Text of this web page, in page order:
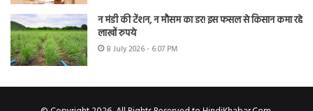
न मंडी की टेंशन, न मौसम का डर! इस फसल से किसान कमा रहे
लाखों रुपये
8 July 2026 - 6:07 PM